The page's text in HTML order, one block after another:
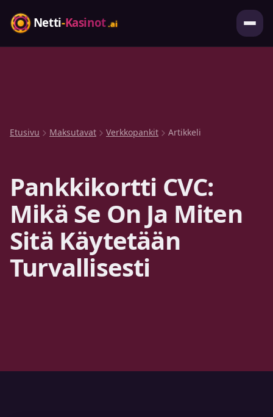
Etusivu Maksutavat Verkkopankit Artikkeli
Pankkikortti CVC:
Mikä Se On Ja Miten
Sitä Käytetään
Turvallisesti